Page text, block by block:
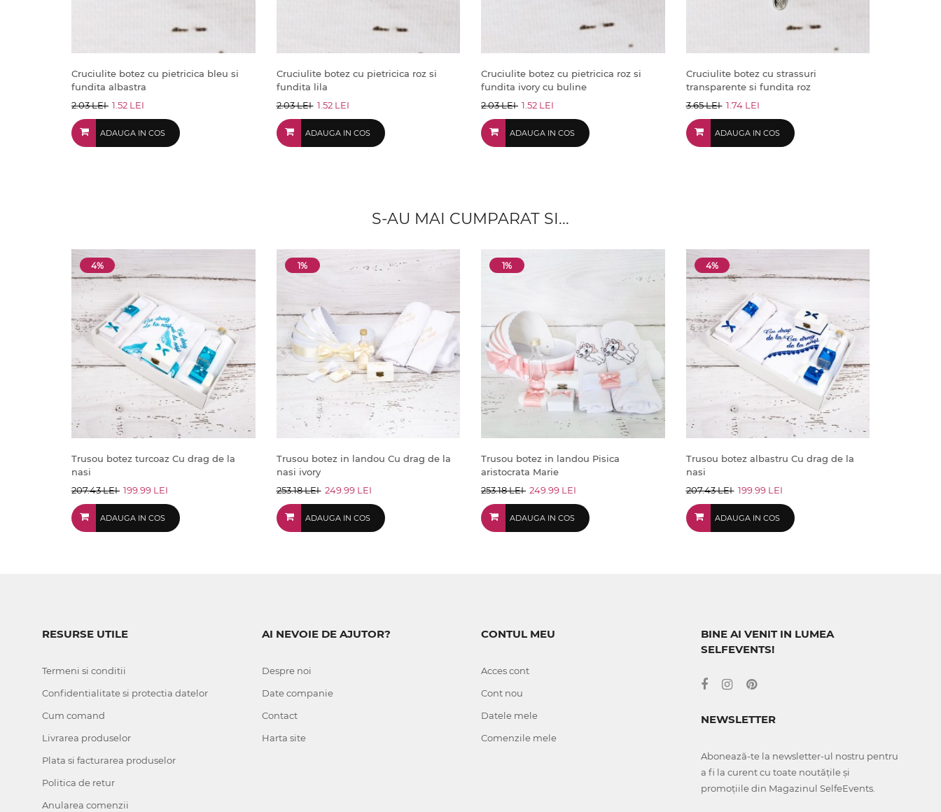
Cruciulite botez cu pietricica bleu si
fundita albastra
2.03 LEI 1.52 LEI
ADAUGA IN COS
Cruciulite botez cu pietricica roz si
fundita lila
2.03 LEI 1.52 LEI
ADAUGA IN COS
Cruciulite botez cu pietricica roz si
fundita ivory cu buline
2.03 LEI 1.52 LEI
ADAUGA IN COS
Cruciulite botez cu strassuri
transparente si fundita roz
3.65 LEI 1.74 LEI
ADAUGA IN COS
S-AU MAI CUMPARAT SI...
4%
Trusou botez turcoaz Cu drag de la
nasi
207.43 LEI 199.99 LEI
ADAUGA IN COS
1%
Trusou botez in landou Cu drag de la
nasi ivory
253.18 LEI 249.99 LEI
ADAUGA IN COS
1%
Trusou botez in landou Pisica
aristocrata Marie
253.18 LEI 249.99 LEI
ADAUGA IN COS
4%
Trusou botez albastru Cu drag de la
nasi
207.43 LEI 199.99 LEI
ADAUGA IN COS
RESURSE UTILE
Termeni si conditii
Confidentialitate si protectia datelor
Cum comand
Livrarea produselor
Plata si facturarea produselor
Politica de retur
Anularea comenzii
AI NEVOIE DE AJUTOR?
Despre noi
Date companie
Contact
Harta site
CONTUL MEU
Acces cont
Cont nou
Datele mele
Comenzile mele
BINE AI VENIT IN LUMEA
SELFEVENTS!
NEWSLETTER
Abonează-te la newsletter-ul nostru pentru
a fi la curent cu toate noutățile și
promoțiile din Magazinul SelfeEvents.